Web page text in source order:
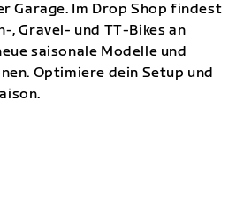
Garage. Im Drop Shop findest
, Gravel- und TT-Bikes an
saisonale Modelle und
Optimiere dein Setup und